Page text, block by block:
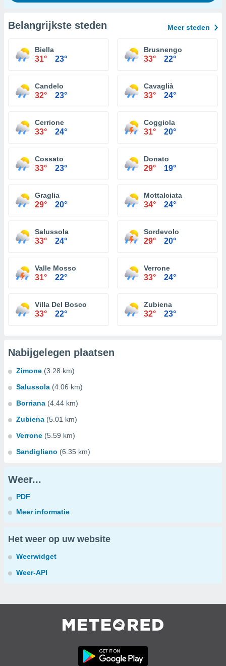
Belangrijkste steden Meer steden
Biella
31° 23°
Brusnengo
33° 22°
Candelo
32° 23°
Cavaglià
33° 24°
Cerrione
33° 24°
Coggiola
31° 20°
Cossato
33° 23°
Donato
29° 19°
Graglia
29° 20°
Mottalciata
34° 24°
Salussola
33° 24°
Sordevolo
29° 20°
Valle Mosso
31° 22°
Verrone
33° 24°
Villa Del Bosco
33° 22°
Zubiena
32° 23°
Nabijgelegen plaatsen
Zimone (3.28 km)
Salussola (4.06 km)
Borriana (4.44 km)
Zubiena (5.01 km)
Verrone (5.59 km)
Sandigliano (6.35 km)
Weer...
PDF
Meer informatie
Het weer op uw website
Weerwidget
Weer-API